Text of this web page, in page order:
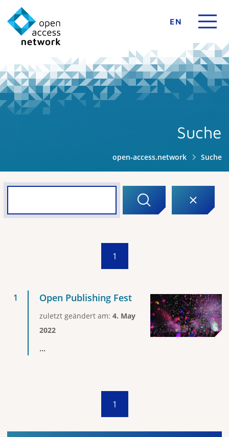
EN
Suche
open-access.network Suche
1
Open Publishing Fest
zuletzt geändert am: 4. May
2022
...
1